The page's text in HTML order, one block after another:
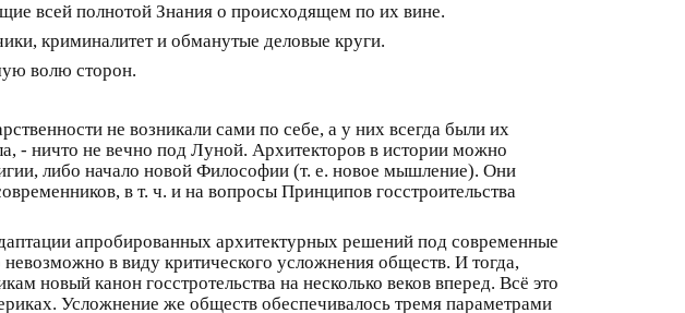
всей полнотой Знания о происходящем по их вине.
криминалитет и обманутые деловые круги.
волю сторон.
не возникали сами по себе, а у них всегда были их
- ничто не вечно под Луной. Архитекторов в истории можно
либо начало новой Философии (т. е. новое мышление). Они
в т. ч. и на вопросы Принципов госстроительства
апробированных архитектурных решений под современные
в виду критического усложнения обществ. И тогда,
новый канон госстротельства на несколько веков вперед. Всё это
Усложнение же обществ обеспечивалось тремя параметрами